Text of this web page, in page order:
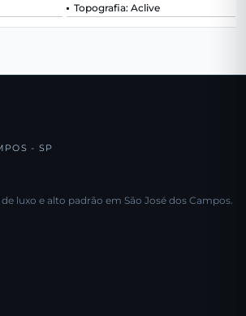
Topografia: Aclive
- SP
luxo e alto padrão em São José dos Campos.